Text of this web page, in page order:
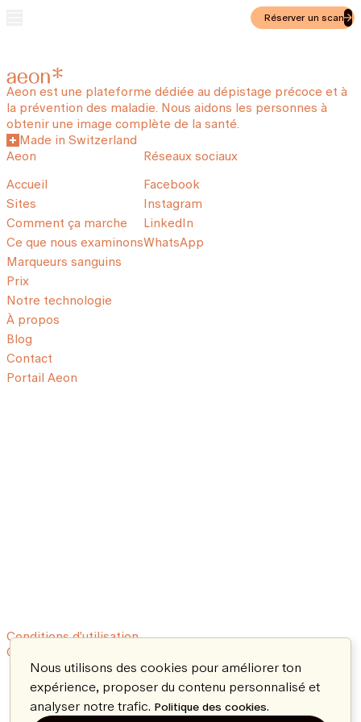
Réserver un scan
Aeon est une plateforme dédiée au dépistage précoce et à
la prévention des maladie. Nous aidons les personnes à
obtenir une image complète de la santé.
Made in Switzerland
Aeon
Accueil
Sites
Comment ça marche
Ce que nous examinons
Marqueurs sanguins
Prix
Notre technologie
À propos
Blog
Contact
Portail Aeon
Réseaux sociaux
Facebook
Instagram
LinkedIn
WhatsApp
Conditions d'utilisation
© 2026 Aeon. Tous droits réservés.
Nous utilisons des cookies pour améliorer ton
expérience, proposer du contenu personnalisé et
analyser notre trafic. Politique des cookies.